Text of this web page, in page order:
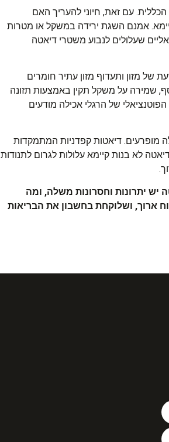
עם זאת, חיוני להעריך האם
אמנם השגת ירידה במשקל או מטרות
שעלולים לנבוע משטרי דיאטה
של מזון ותעדוף מזון עתיר חומרים
שמירה על משקל תקין באמצעות תזונה
של הרגלי אכילה מודעים
מופרעים. דיאטות קפדניות המתמקדות
לא בנות קיימא עלולות לגרום לתנודות
יש יתרונות וחסרונות משלה, ומה
ארוך, ושלוקחת בחשבון את הבריאות